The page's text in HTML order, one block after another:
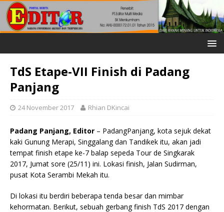
TdS Etape-VII Finish di Padang
Panjang
24 November 2017 Rhian DKincai
Padang Panjang, Editor – PadangPanjang, kota sejuk dekat
kaki Gunung Merapi, Singgalang dan Tandikek itu, akan jadi
tempat finish etape ke-7 balap sepeda Tour de Singkarak
2017, Jumat sore (25/11) ini. Lokasi finish, Jalan Sudirman,
pusat Kota Serambi Mekah itu.
Di lokasi itu berdiri beberapa tenda besar dan mimbar
kehormatan. Berikut, sebuah gerbang finish TdS 2017 dengan